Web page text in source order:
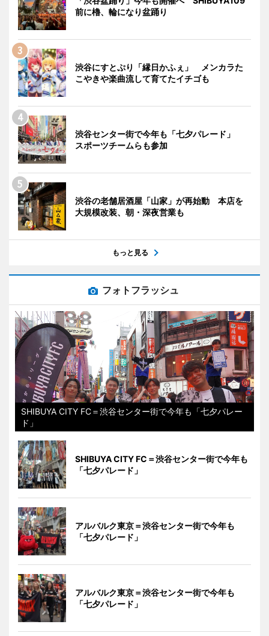
前に櫓、輪になり盆踊り
渋谷にすとぷり「縁日かふぇ」 メンカラた
こやきや楽曲流して育てたイチゴも
渋谷センター街で今年も「七夕パレード」
スポーツチームらも参加
渋谷の老舗居酒屋「山家」が再始動 本店を
大規模改装、朝・深夜営業も
もっと見る
フォトフラッシュ
SHIBUYA CITY FC＝渋谷センター街で今年も「七夕パレー
ド」
SHIBUYA CITY FC＝渋谷センター街で今年も
「七夕パレード」
アルバルク東京＝渋谷センター街で今年も
「七夕パレード」
アルバルク東京＝渋谷センター街で今年も
「七夕パレード」